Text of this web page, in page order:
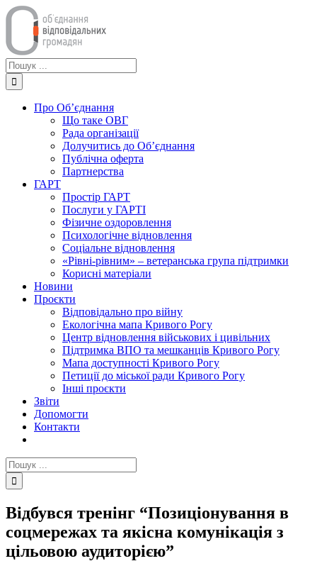
Skip
content
Пошук
...
Про Об’єднання
Що таке ОВГ
Рада організації
Долучитись до Об’єднання
Публічна оферта
Партнерства
ГАРТ
Простір ГАРТ
Послуги у ГАРТІ
Фізичне оздоровлення
Психологічне відновлення
Соціальне відновлення
«Рівні-рівним» – ветеранська група підтримки
Корисні матеріали
Новини
Проєкти
Відповідально про війну
Екологічна мапа Кривого Рогу
Центр відновлення військових і цивільних
Підтримка ВПО та мешканців Кривого Рогу
Мапа доступності Кривого Рогу
Петиції до міської ради Кривого Рогу
Інші проєкти
Звіти
Допомогти
Контакти
Пошук
...
Відбувся тренінг “Позиціонування в
соцмережах та якісна комунікація з
цільовою аудиторією”